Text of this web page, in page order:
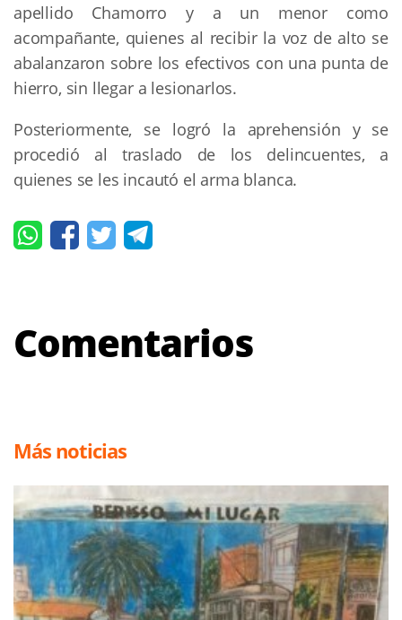
apellido Chamorro y a un menor como
acompañante, quienes al recibir la voz de alto se
abalanzaron sobre los efectivos con una punta de
hierro, sin llegar a lesionarlos.
Posteriormente, se logró la aprehensión y se
procedió al traslado de los delincuentes, a
quienes se les incautó el arma blanca.
Comentarios
Más noticias